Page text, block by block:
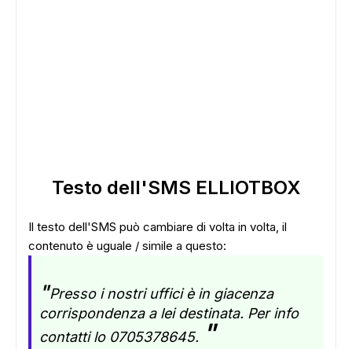
Testo dell'SMS ELLIOTBOX
Il testo dell'SMS può cambiare di volta in volta, il
contenuto è uguale / simile a questo:
"Presso i nostri uffici è in giacenza
corrispondenza a lei destinata. Per info
contatti lo 0705378645.
"